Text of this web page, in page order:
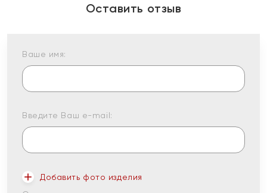
Оставить отзыв
Ваше имя:
Введите Ваш e-mail:
Добавить фото изделия